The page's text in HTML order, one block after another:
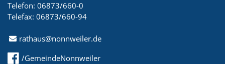
Telefon: 06873/660-0
Telefax: 06873/660-94
rathaus@nonnweiler.de
/GemeindeNonnweiler